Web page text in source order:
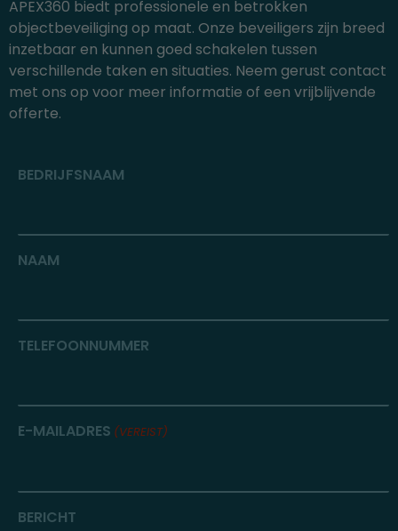
APEX360 biedt professionele en betrokken
objectbeveiliging op maat. Onze beveiligers zijn breed
inzetbaar en kunnen goed schakelen tussen
verschillende taken en situaties. Neem gerust contact
met ons op voor meer informatie of een vrijblijvende
offerte.
BEDRIJFSNAAM
NAAM
TELEFOONNUMMER
E-MAILADRES (VEREIST)
BERICHT